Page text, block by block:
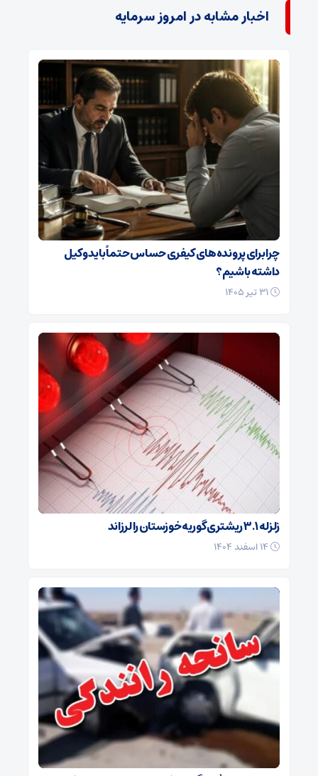
اخبار مشابه در امروز سرمایه
چرا برای پرونده‌های کیفری حساس حتماً باید وکیل
داشته باشیم؟
زلزله ۳.۱ ریشتری گوریه خوزستان را لرزاند